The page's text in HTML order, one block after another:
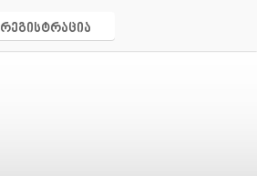
რეგისტრაცია